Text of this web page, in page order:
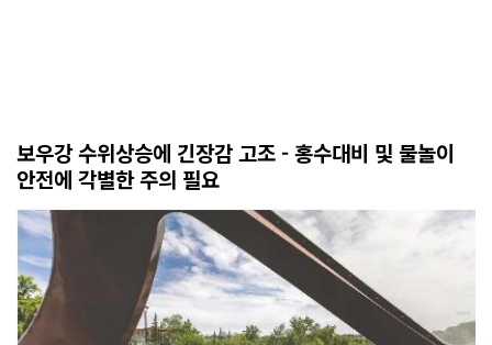
보우강 수위상승에 긴장감 고조 - 홍수대비 및 물놀이
안전에 각별한 주의 필요